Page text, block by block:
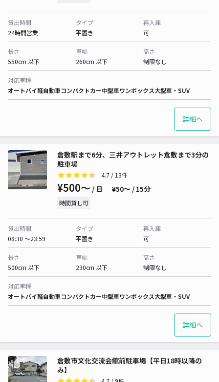
貸出時間
24時間営業
タイプ
平置き
再入庫
可
長さ
550cm 以下
車幅
260cm 以下
高さ
制限なし
対応車種
オートバイ軽自動車コンパクトカー中型車ワンボックス大型車・SUV
詳細へ
倉敷駅まで6分、三井アウトレット倉敷まで3分の
駐車場
4.7 / 13件
¥500〜 / 日 ¥50〜 / 15分
時間貸し可
貸出時間
08:30 〜23:59
タイプ
平置き
再入庫
可
長さ
500cm 以下
車幅
230cm 以下
高さ
制限なし
対応車種
オートバイ軽自動車コンパクトカー中型車ワンボックス大型車・SUV
詳細へ
倉敷市文化交流会館前駐車場【平日18時以降の
み】